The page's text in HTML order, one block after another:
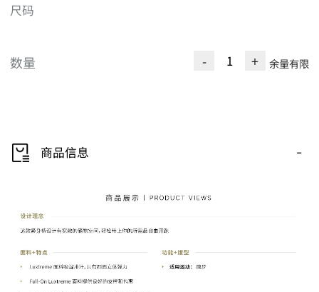
尺码
数量 - + 余量有限
商品信息 -